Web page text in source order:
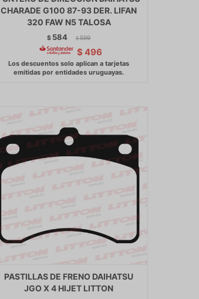
CHARADE G100 87-93 DER. LIFAN
320 FAW N5 TALOSA
$ 584 $ 599
$ 496
PASTILLAS DE FRENO DAIHATSU
JGO X 4 HIJET LITTON